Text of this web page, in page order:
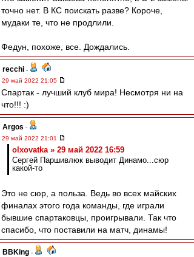
точно нет. В КС поискать разве? Короче,
мудаки те, что не продлили.
Федун, похоже, все. Дождались.
recchi -
29 май 2022 21:05
Спартак - лучший клуб мира! Несмотря ни на
что!!! :)
Argos -
29 май 2022 21:01
olxovatka » 29 май 2022 16:59
Сергей Паршивлюк выводит Динамо...сюр
какой-то
Это не сюр, а польза. Ведь во всех майских
финалах этого года команды, где играли
бывшие спартаковцы, проигрывали. Так что
спасибо, что поставили на матч, динамы!
BBKing -